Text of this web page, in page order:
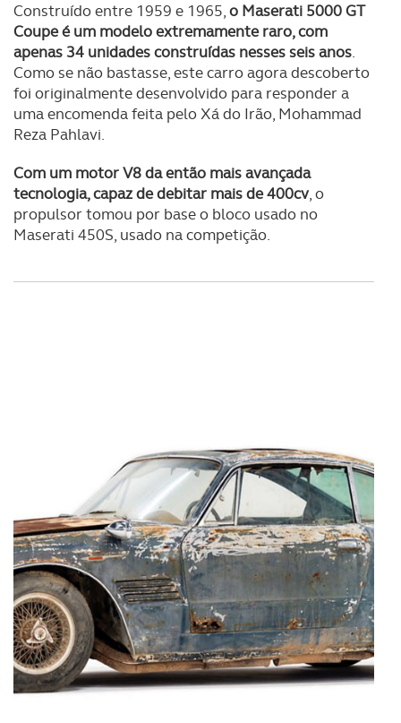
Construído entre 1959 e 1965,o Maserati 5000 GT
Coupe é um modelo extremamente raro, com
apenas 34 unidades construídas nesses seis anos.
Como se não bastasse, este carro agora descoberto
foi originalmente desenvolvido para responder a
uma encomenda feita pelo Xá do Irão, Mohammad
Reza Pahlavi.
Com um motor V8 da então mais avançada
tecnologia, capaz de debitar mais de 400cv, o
propulsor tomou por base o bloco usado no
Maserati 450S, usado na competição.